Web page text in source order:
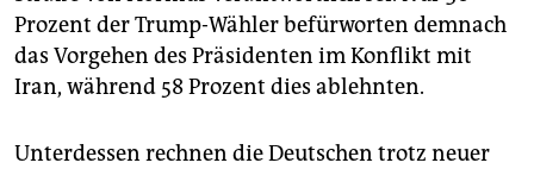
Prozent der Trump-Wähler befürworten demnach
das Vorgehen des Präsidenten im Konflikt mit
Iran, während 58 Prozent dies ablehnten.
Unterdessen rechnen die Deutschen trotz neuer